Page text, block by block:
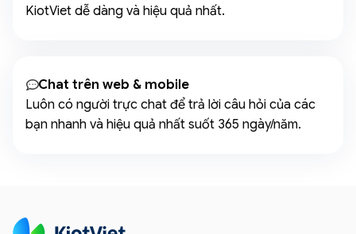
KiotViet dễ dàng và hiệu quả nhất.
Chat trên web & mobile
Luôn có người trực chat để trả lời câu hỏi của các
bạn nhanh và hiệu quả nhất suốt 365 ngày/năm.